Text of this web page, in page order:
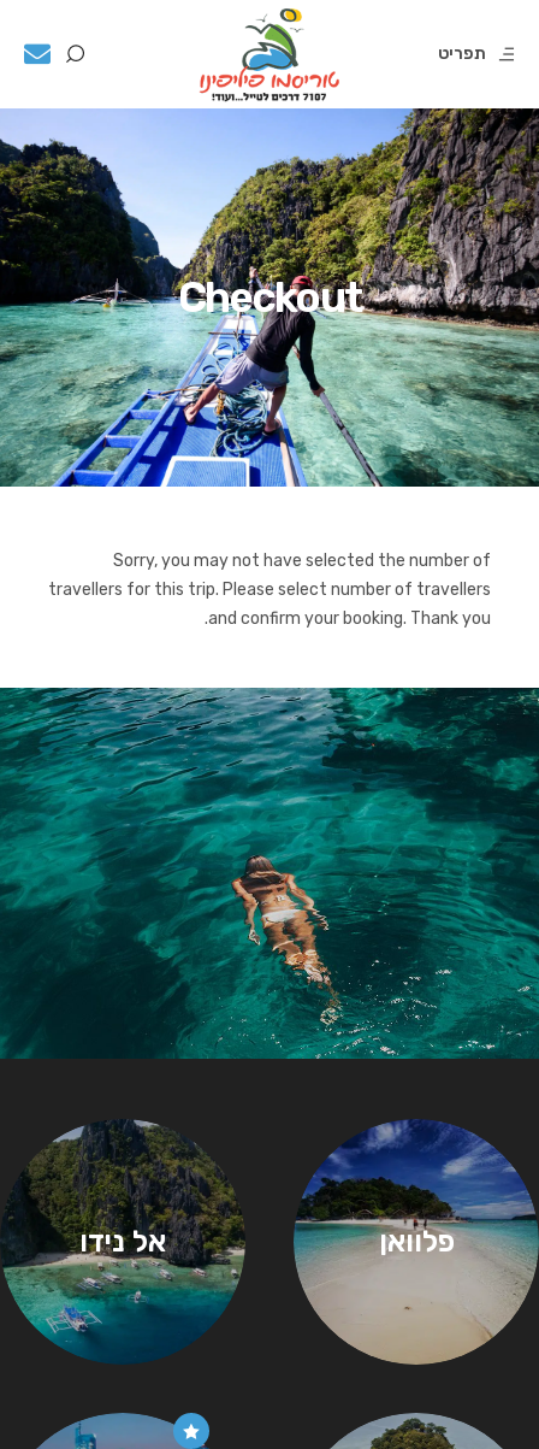
תפריט
Checkout
Sorry, you may not have selected the number of
travellers for this trip. Please select number of travellers
and confirm your booking. Thank you.
פלוואן אל נידו